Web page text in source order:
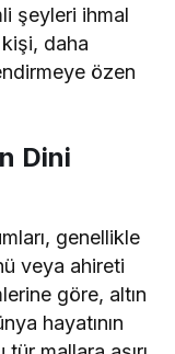
şeyleri ihmal
daha
özen
Dini
genellikle
veya ahireti
göre, altın
hayatının